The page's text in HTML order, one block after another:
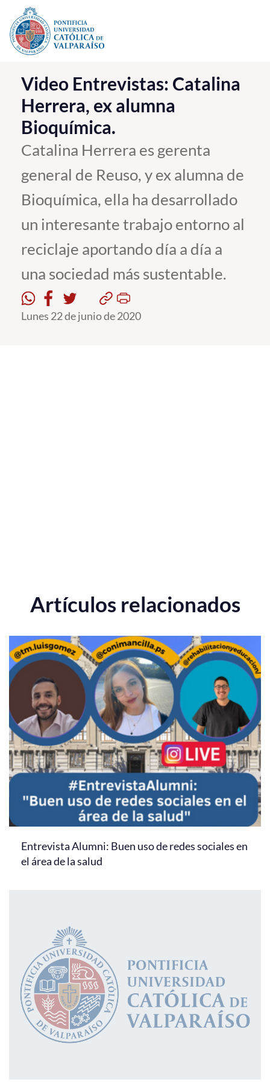
Click acá para ir directamente al contenido
La Universidad
Investigación, Creación e Innovación
PUCV Internacional
Vinculación con el Medio
Admisión
Pregrado
Estudiantes
Video Entrevistas: Catalina
Herrera, ex alumna
Bioquímica.
Catalina Herrera es gerenta
general de Reuso, y ex alumna de
Bioquímica, ella ha desarrollado
un interesante trabajo entorno al
reciclaje aportando día a día a
una sociedad más sustentable.
Lunes 22 de junio de 2020
Artículos relacionados
Entrevista Alumni: Buen uso de redes sociales en
el área de la salud